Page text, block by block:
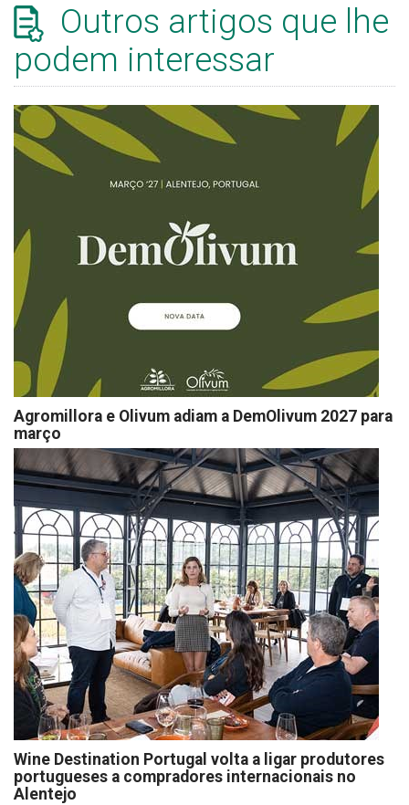
Outros artigos que lhe
podem interessar
Agromillora e Olivum adiam a DemOlivum 2027 para
março
Wine Destination Portugal volta a ligar produtores
portugueses a compradores internacionais no
Alentejo